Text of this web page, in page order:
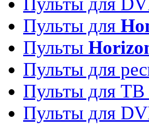
Пульты для
Пульты
Пульты для
Пульты для ТВ
Пульты для